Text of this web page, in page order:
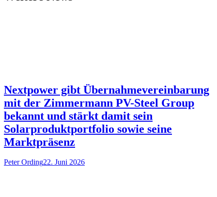
Nextpower gibt Übernahmevereinbarung
mit der Zimmermann PV-Steel Group
bekannt und stärkt damit sein
Solarproduktportfolio sowie seine
Marktpräsenz
Peter Ording22. Juni 2026